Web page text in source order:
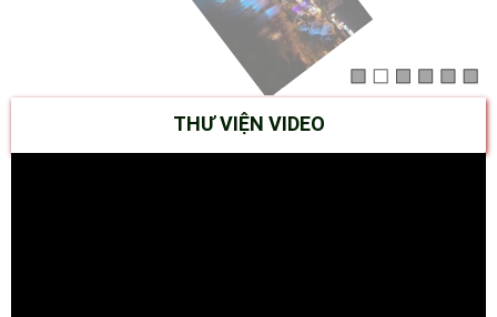
THƯ VIỆN VIDEO